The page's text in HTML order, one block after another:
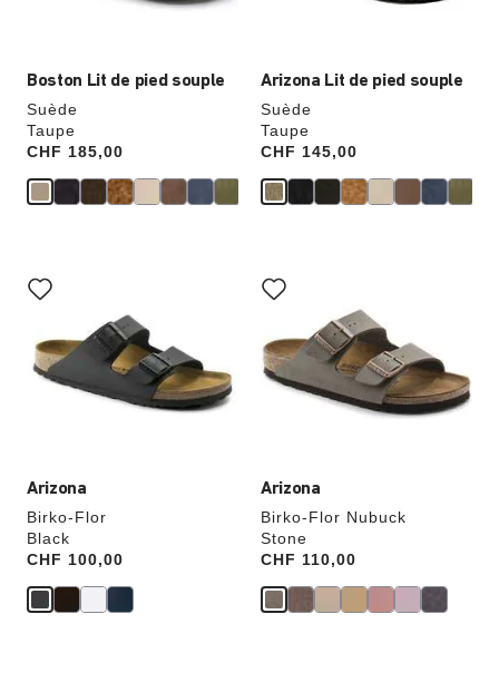
Boston Lit de pied souple
Suède
Taupe
Price:
CHF 185,00
Arizona Lit de pied souple
Suède
Taupe
Price:
CHF 145,00
Arizona
Birko-Flor
Black
Price:
CHF 100,00
sur
les
échantillons
de
couleurs
modifiera
Arizona
Birko-Flor Nubuck
Stone
Price:
CHF 110,00
sur
les
échantillons
de
couleurs
modifiera